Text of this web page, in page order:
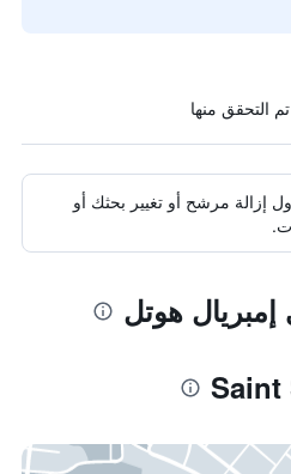
إزالة مرشح أو تغيير بحثك أو
هوتل